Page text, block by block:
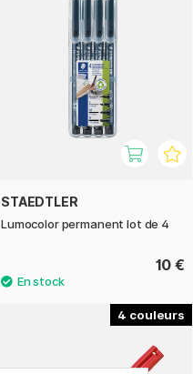
STAEDTLER
Lumocolor permanent lot de 4
10 €
4